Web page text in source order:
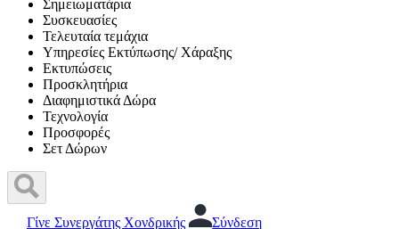
Σημειωματάρια
Συσκευασίες
Τελευταία τεμάχια
Υπηρεσίες Εκτύπωσης/ Χάραξης
Εκτυπώσεις
Προσκλητήρια
Διαφημιστικά Δώρα
Τεχνολογία
Προσφορές
Σετ Δώρων
Γίνε Συνεργάτης Χονδρικής Σύνδεση